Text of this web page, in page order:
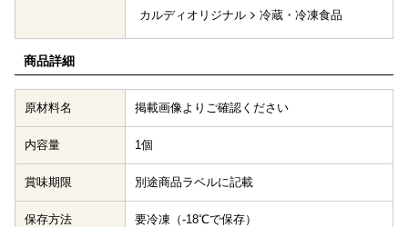
カルディオリジナル 冷蔵・冷凍食品
商品詳細
原材料名 掲載画像よりご確認ください
内容量 1個
賞味期限 別途商品ラベルに記載
保存方法 要冷凍（-18℃で保存）